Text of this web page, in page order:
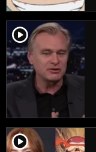
player2
player2